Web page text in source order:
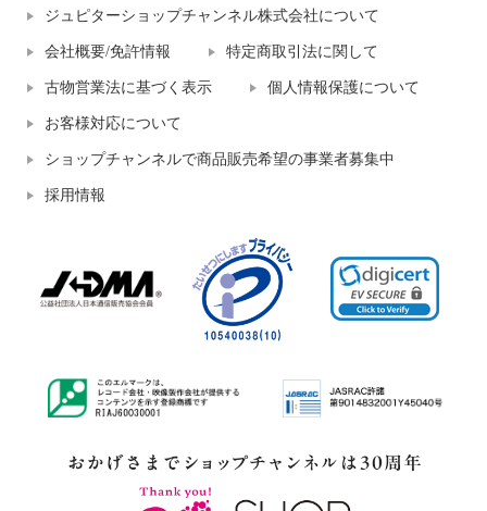
ジュピターショップチャンネル株式会社について
会社概要/免許情報 特定商取引法に関して
古物営業法に基づく表示 個人情報保護について
お客様対応について
ショップチャンネルで商品販売希望の事業者募集中
採用情報